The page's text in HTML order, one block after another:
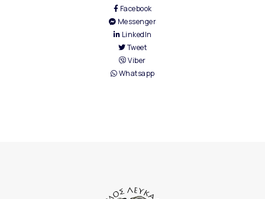
Facebook
Messenger
LinkedIn
Tweet
Viber
Whatsapp